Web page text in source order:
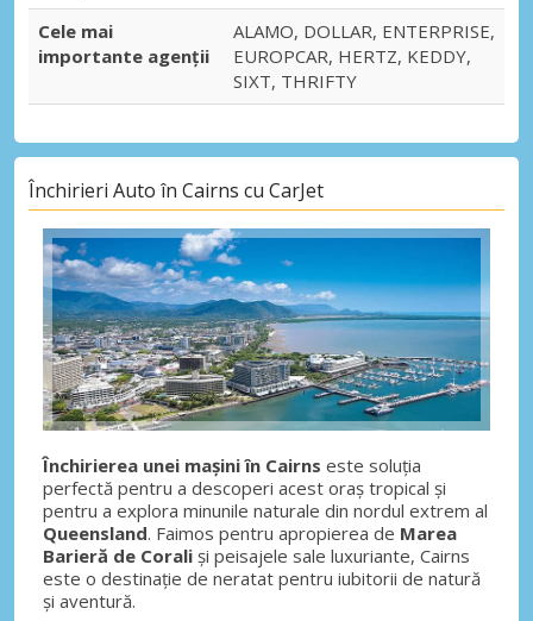
Cele mai
importante agenții
ALAMO, DOLLAR, ENTERPRISE,
EUROPCAR, HERTZ, KEDDY,
SIXT, THRIFTY
Închirieri Auto în Cairns cu CarJet
Închirierea unei mașini în Cairns este soluția
perfectă pentru a descoperi acest oraș tropical și
pentru a explora minunile naturale din nordul extrem al
Queensland. Faimos pentru apropierea de Marea
Barieră de Corali și peisajele sale luxuriante, Cairns
este o destinație de neratat pentru iubitorii de natură
și aventură.